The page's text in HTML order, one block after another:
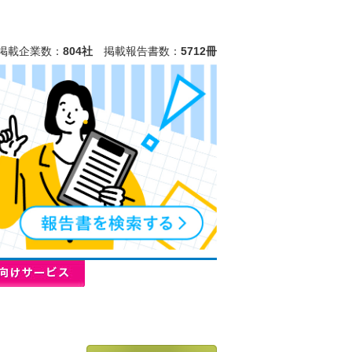
載企業数： 804社 掲載報告書数： 5712冊